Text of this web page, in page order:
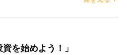
を始めよう！」